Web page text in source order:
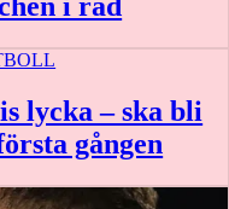
i rad
lycka – ska bli
gången